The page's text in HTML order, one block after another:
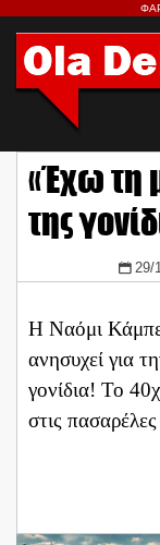
«Έχω τη
της
29/
Η Ναόμι
ανησυχεί για
γονίδια! Το
στις